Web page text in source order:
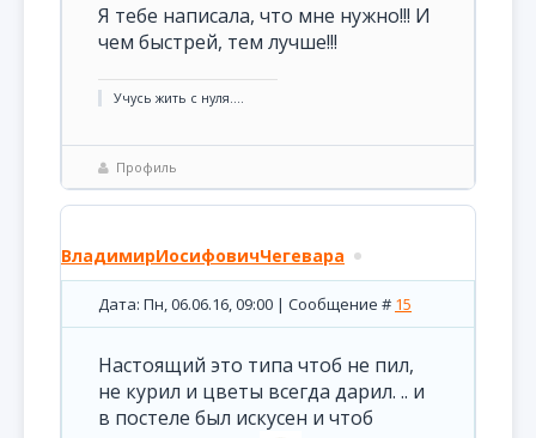
Я тебе написала, что мне нужно!!! И
чем быстрей, тем лучше!!!
Учусь жить с нуля....
Профиль
ВладимирИосифовичЧегевара
Дата: Пн, 06.06.16, 09:00 | Сообщение # 15
Настоящий это типа чтоб не пил,
не курил и цветы всегда дарил. .. и
в постеле был искусен и чтоб